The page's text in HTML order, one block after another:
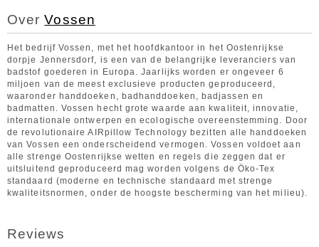
OverVossen
Het bedrijf Vossen, met het hoofdkantoor in het Oostenrijkse
dorpje Jennersdorf, is een van de belangrijke leveranciers van
badstof goederen in Europa. Jaarlijks worden er ongeveer 6
miljoen van de meest exclusieve producten geproduceerd,
waaronder handdoeken, badhanddoeken, badjassen en
badmatten. Vossen hecht grote waarde aan kwaliteit, innovatie,
internationale ontwerpen en ecologische overeenstemming. Door
de revolutionaire AIRpillow Technology bezitten alle handdoeken
van Vossen een onderscheidend vermogen. Vossen voldoet aan
alle strenge Oostenrijkse wetten en regels die zeggen dat er
uitsluitend geproduceerd mag worden volgens de Öko-Tex
standaard (moderne en technische standaard met strenge
kwaliteitsnormen, onder de hoogste bescherming van het milieu).
Reviews